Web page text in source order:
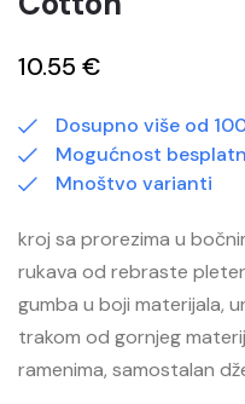
10.55 €
Dosupno više od
Mogućnost
Mnoštvo varianti
kroj sa prorezima u
rukava od rebraste
gumba u boji materijala,
trakom od gornjeg
ramenima, samostalan